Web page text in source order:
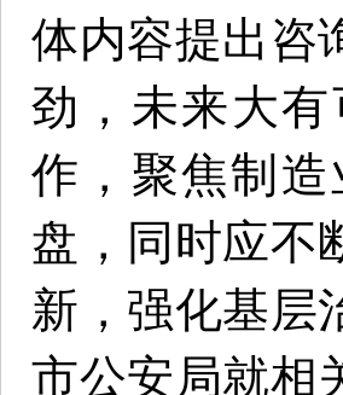
体内容提出咨
劲，未来大
作，聚焦制
盘，同时应不
新，强化基层
市公安局就相